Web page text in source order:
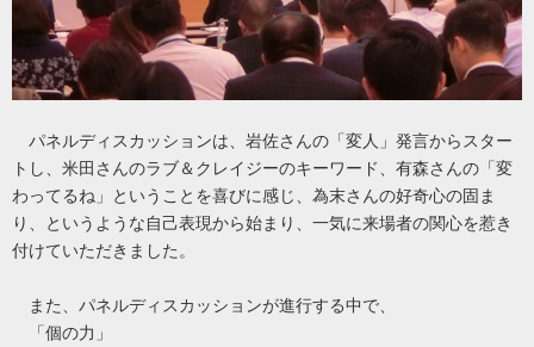
パネルディスカッションは、岩佐さんの「変人」発言からスター
トし、米田さんのラブ＆クレイジーのキーワード、有森さんの「変
わってるね」ということを喜びに感じ、為末さんの好奇心の固ま
り、というような自己表現から始まり、一気に来場者の関心を惹き
付けていただきました。
また、パネルディスカッションが進行する中で、
「個の力」